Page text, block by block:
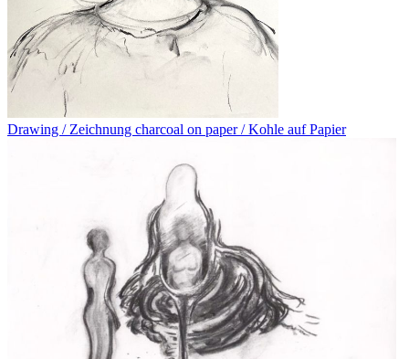
Drawing / Zeichnung charcoal on paper / Kohle auf Papier